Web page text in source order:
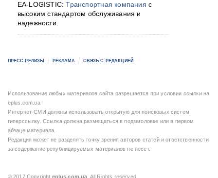
EA-LOGISTIC:Транспортная компания с
высоким стандартом обслуживания и
надежности.
ПРЕСС-РЕЛИЗЫ РЕКЛАМА СВЯЗЬ С РЕДАКЦИЕЙ
Использование любых материалов сайта разрешается при условии ссылки на
eplus.com.ua
Интернет-СМИ должны использовать открытую для поисковых систем
гиперссылку. Ссылка должна размещаться в подзаголовке или в первом
абзаце материала.
Редакция может не разделять точку зрения авторов статей и ответственности
за содержание републицируемых материалов не несет.
© 2017 Copyright eplus.com.ua . All Rights reserved.